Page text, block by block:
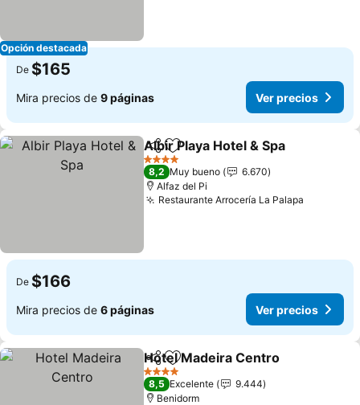
Opción destacada
De $165
Mira precios de 9 páginas Ver precios
CompartirAgregar a favoritos
Albir Playa Hotel & Spa
4 Estrellas
8,2 Muy bueno
6.670
Alfaz del Pi
Restaurante Arrocería La Palapa
De $166
Mira precios de 6 páginas Ver precios
CompartirAgregar a favoritos
Hotel Madeira Centro
4 Estrellas
8,5 Excelente
9.444
Benidorm